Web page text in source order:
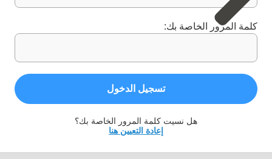
كلمة المرور الخاصة بك:
تسجيل الدخول
هل نسيت كلمة المرور الخاصة بك؟
إعادة التعيين هنا